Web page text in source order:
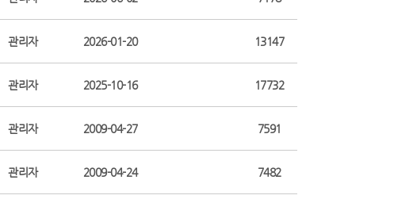
관리자 2026-01-20 13147
관리자 2025-10-16 17732
관리자 2009-04-27 7591
관리자 2009-04-24 7482